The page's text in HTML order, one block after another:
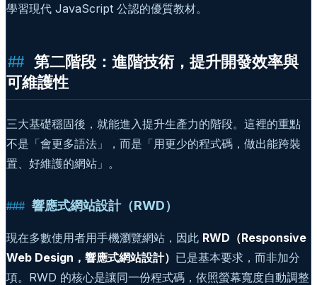
學習現代 JavaScript 公認的優質教材。
第二階段：進階技術，提升開發效率與
可維護性
三大基礎穩固後，就能進入提升生產力的階段。這裡的重點
不是「會更多語法」，而是「用更少的程式碼，做出能跨裝
置、好維護的網站」。
響應式網站設計（RWD）
現在多數使用者用手機瀏覽網站，因此 RWD（Responsive
Web Design，響應式網站設計） 已是基本要求，而非加分
項。RWD 的核心是讓同一份程式碼，依照螢幕寬度自動調整